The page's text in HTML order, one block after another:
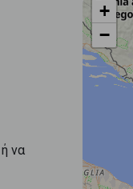
να
+
−